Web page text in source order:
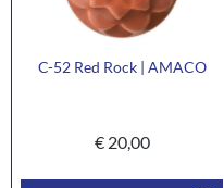
C-52 Red Rock | AMACO
€20,00